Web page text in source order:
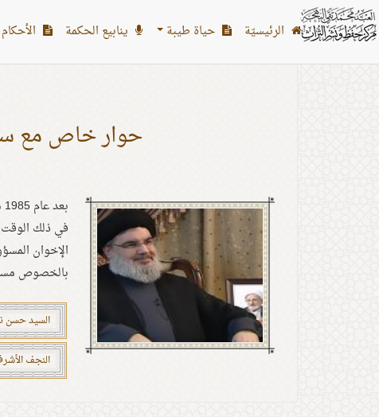
الرئیسیّة حياة طيبة ينابيع الحكمة
بطاقات: النجف الأشرف
حوار خاص مع
في ذلك
الإخوان
بالخصوص
السيد حسن
النجف